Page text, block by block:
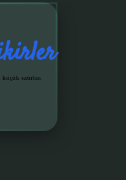
küçük satırlar.